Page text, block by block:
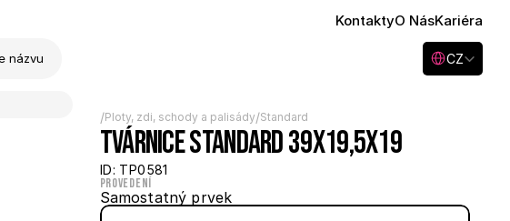
KontaktyO NásKariéra
názvu
Select Language
CZ
/Ploty, zdi, schody a palisády/Standard
Tvárnice Standard 39x19,5x19
ID: TP0581
Provedení
Samostatný prvek